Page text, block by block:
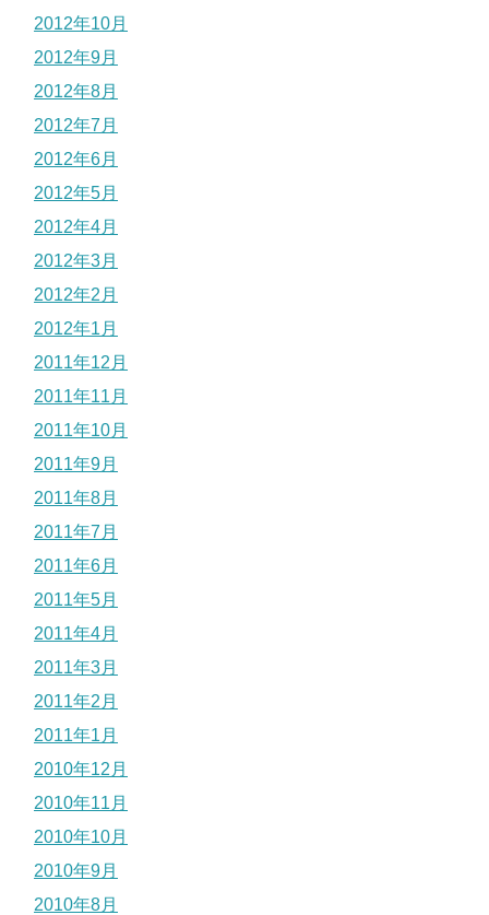
2012年10月
2012年9月
2012年8月
2012年7月
2012年6月
2012年5月
2012年4月
2012年3月
2012年2月
2012年1月
2011年12月
2011年11月
2011年10月
2011年9月
2011年8月
2011年7月
2011年6月
2011年5月
2011年4月
2011年3月
2011年2月
2011年1月
2010年12月
2010年11月
2010年10月
2010年9月
2010年8月